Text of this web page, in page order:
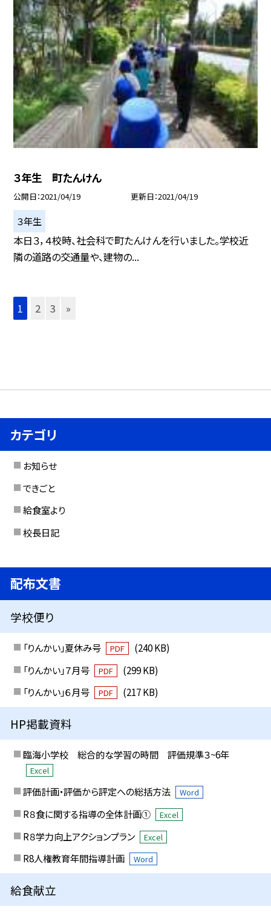
３年生 町たんけん
公開日 2021/04/19 更新日 2021/04/19
３年生
本日３，４校時、社会科で町たんけんを行いました。学校近
隣の道路の交通量や、建物の...
1 2 3 »
カテゴリ
お知らせ
できごと
給食室より
校長日記
配布文書
学校便り
「りんかい」夏休み号 PDF
(240 KB)
「りんかい」７月号
PDF
(299 KB)
「りんかい」６月号
PDF (217 KB)
HP掲載資料
臨海小学校 総合的な学習の時間 評価規準３~6年
Excel
評価計画・評価から評定への総括方法 Word
R８食に関する指導の全体計画① Excel
R８学力向上アクションプラン Excel
R8人権教育年間指導計画 Word
給食献立